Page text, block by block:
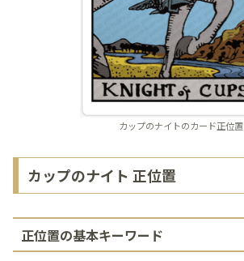
カップのナイトのカード正位置
カップのナイト 正位置
正位置の基本キーワード